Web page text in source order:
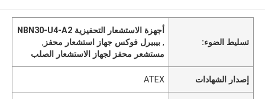
تسليط الضوء:
أجهزة الاستشعار التحفيزية NBN30-U4-A2
,بيبيرل فوكس جهاز استشعار محفز ,
مستشعر محفز لجهاز الاستشعار الصلب
إصدار الشهادات ATEX